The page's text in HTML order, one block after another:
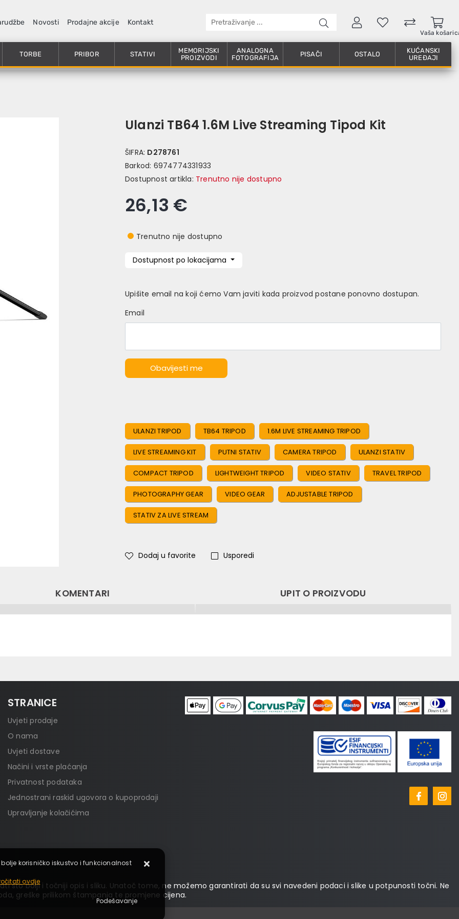
Novosti Prodajne akcije Kontakt
Vaša
TORBE PRIBOR STATIVI
MEMORIJSKI
PROIZVODI
ANALOGNA
FOTOGRAFIJA
PISAČI OSTALO
KUĆANSKI
UREĐAJI
Ulanzi TB64 1.6M Live Streaming Tipod Kit
ŠIFRA: D278761
Barkod: 6974774331933
Dostupnost artikla: Trenutno nije dostupno
26,13 €
Trenutno nije dostupno
Dostupnost po lokacijama
Upišite email na koji ćemo Vam javiti kada proizvod postane ponovno dostupan.
Email
Obavijesti me
ULANZI TRIPOD TB64 TRIPOD 1.6M LIVE STREAMING TRIPOD
LIVE STREAMING KIT PUTNI STATIV CAMERA TRIPOD ULANZI STATIV
COMPACT TRIPOD LIGHTWEIGHT TRIPOD VIDEO STATIV TRAVEL TRIPOD
PHOTOGRAPHY GEAR VIDEO GEAR ADJUSTABLE TRIPOD
STATIV ZA LIVE STREAM
Dodaj u favorite Usporedi
KOMENTARI UPIT O PROIZVODU
STRANICE
Uvjeti prodaje
O nama
Uvjeti dostave
Načini i vrste plaćanja
Privatnost podataka
Jednostrani raskid ugovora o kupoprodaji
Upravljanje kolačićima
što bolji i točniji opis i sliku. Unatoč tome, ne možemo garantirati da su svi navedeni podaci i slike u potpunosti točni. Ne
greške prilikom štampanja te promjene cijena.
korisničko iskustvo i funkcionalnost
ovdje
Podešavanje